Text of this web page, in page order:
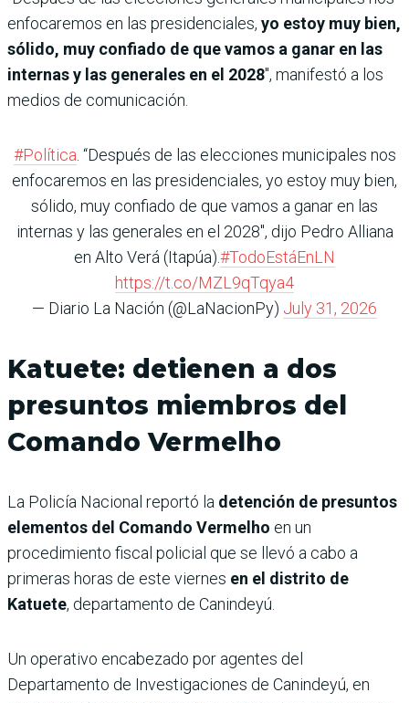
enfocaremos en las presidenciales, yo estoy muy bien,
sólido, muy confiado de que vamos a ganar en las
internas y las generales en el 2028″, manifestó a los
medios de comunicación.
#Política . “Después de las elecciones municipales nos
enfocaremos en las presidenciales, yo estoy muy bien,
sólido, muy confiado de que vamos a ganar en las
internas y las generales en el 2028″, dijo Pedro Alliana
en Alto Verá (Itapúa).#TodoEstáEnLN
https://t.co/MZL9qTqya4
— Diario La Nación (@LaNacionPy) July 31, 2026
Katuete: detienen a dos
presuntos miembros del
Comando Vermelho
La Policía Nacional reportó la detención de presuntos
elementos del Comando Vermelho en un
procedimiento fiscal policial que se llevó a cabo a
primeras horas de este viernes en el distrito de
Katuete, departamento de Canindeyú.
Un operativo encabezado por agentes del
Departamento de Investigaciones de Canindeyú, en